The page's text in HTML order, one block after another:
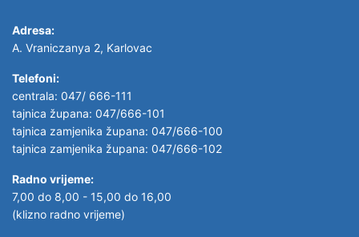
Adresa:
A. Vraniczanya 2, Karlovac
Telefoni:
centrala: 047/ 666-111
tajnica župana: 047/666-101
tajnica zamjenika župana: 047/666-100
tajnica zamjenika župana: 047/666-102
Radno vrijeme:
7,00 do 8,00 - 15,00 do 16,00
(klizno radno vrijeme)